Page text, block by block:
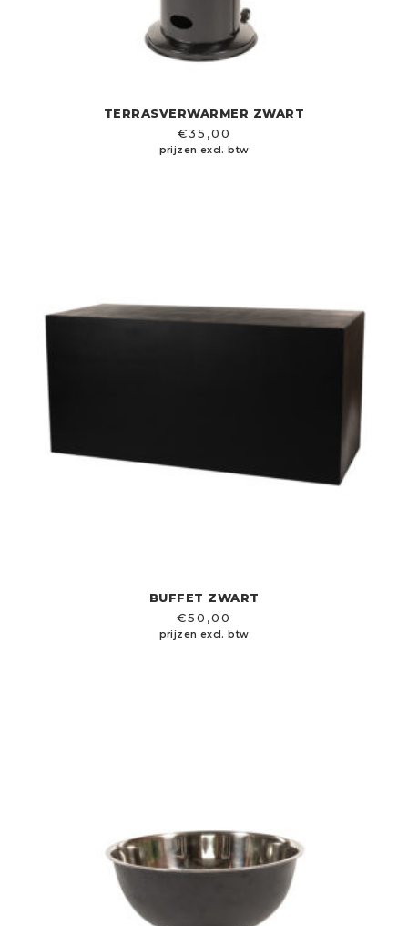
TERRASVERWARMER ZWART
€35,00
prijzen excl. btw
BUFFET ZWART
€50,00
prijzen excl. btw